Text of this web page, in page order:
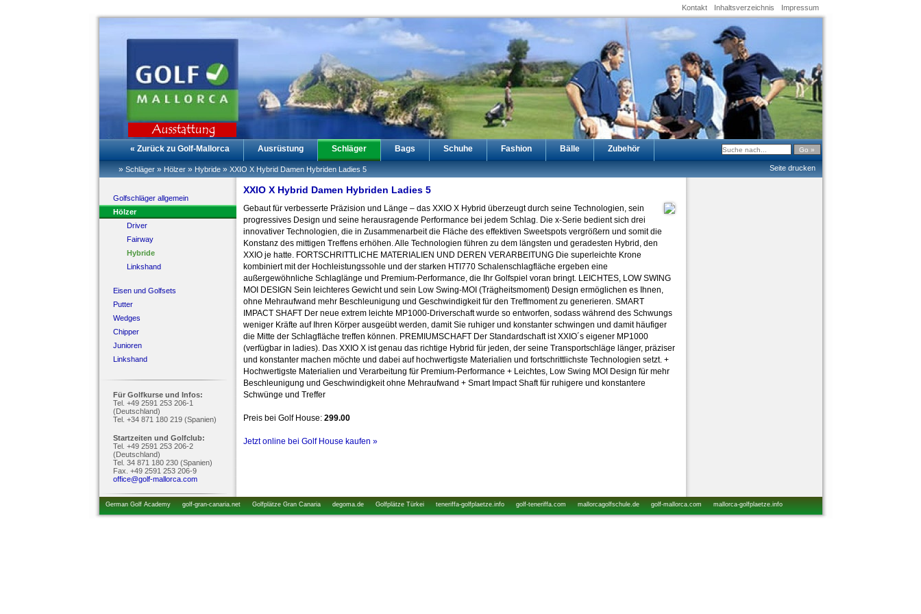
Kontakt Inhaltsverzeichnis Impressum
« Zurück zu Golf-Mallorca Ausrüstung Schläger Bags Schuhe Fashion Bälle Zubehör
Seite drucken
» Schläger» Hölzer» Hybride» XXIO X Hybrid Damen Hybriden Ladies 5
Golfschläger allgemein
Hölzer
Driver
Fairway
Hybride
Linkshand
Eisen und Golfsets
Putter
Wedges
Chipper
Junioren
Linkshand
Für Golfkurse und Infos:
Tel. +49 2591 253 206-1
(Deutschland)
Tel. +34 871 180 219 (Spanien)
Startzeiten und Golfclub:
Tel. +49 2591 253 206-2
(Deutschland)
Tel. 34 871 180 230 (Spanien)
Fax. +49 2591 253 206-9
office@golf-mallorca.com
XXIO X Hybrid Damen Hybriden Ladies 5
Gebaut für verbesserte Präzision und Länge – das XXIO X Hybrid überzeugt durch seine Technologien, sein
progressives Design und seine herausragende Performance bei jedem Schlag. Die x-Serie bedient sich drei
innovativer Technologien, die in Zusammenarbeit die Fläche des effektiven Sweetspots vergrößern und somit die
Konstanz des mittigen Treffens erhöhen. Alle Technologien führen zu dem längsten und geradesten Hybrid, den
XXIO je hatte. FORTSCHRITTLICHE MATERIALIEN UND DEREN VERARBEITUNG Die superleichte Krone
kombiniert mit der Hochleistungssohle und der starken HTI770 Schalenschlagfläche ergeben eine
außergewöhnliche Schlaglänge und Premium-Performance, die Ihr Golfspiel voran bringt. LEICHTES, LOW SWING
MOI DESIGN Sein leichteres Gewicht und sein Low Swing-MOI (Trägheitsmoment) Design ermöglichen es Ihnen,
ohne Mehraufwand mehr Beschleunigung und Geschwindigkeit für den Treffmoment zu generieren. SMART
IMPACT SHAFT Der neue extrem leichte MP1000-Driverschaft wurde so entworfen, sodass während des Schwungs
weniger Kräfte auf Ihren Körper ausgeübt werden, damit Sie ruhiger und konstanter schwingen und damit häufiger
die Mitte der Schlagfläche treffen können. PREMIUMSCHAFT Der Standardschaft ist XXIO´s eigener MP1000
(verfügbar in ladies). Das XXIO X ist genau das richtige Hybrid für jeden, der seine Transportschläge länger, präziser
und konstanter machen möchte und dabei auf hochwertigste Materialien und fortschrittlichste Technologien setzt. +
Hochwertigste Materialien und Verarbeitung für Premium-Performance + Leichtes, Low Swing MOI Design für mehr
Beschleunigung und Geschwindigkeit ohne Mehraufwand + Smart Impact Shaft für ruhigere und konstantere
Schwünge und Treffer
Preis bei Golf House: 299.00
Jetzt online bei Golf House kaufen »
German Golf Academy golf-gran-canaria.net Golfplätze Gran Canaria degoma.de Golfplätze Türkei teneriffa-golfplaetze.info golf-teneriffa.com mallorcagolfschule.de golf-mallorca.com mallorca-golfplaetze.info
startzeiten.de golfkurs-urlaub.de